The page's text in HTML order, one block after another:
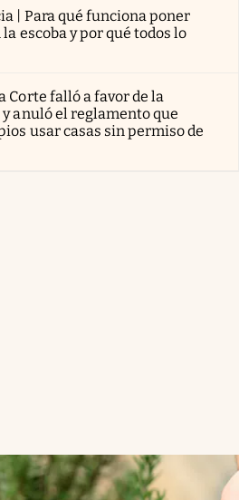
| Para qué funciona poner
escoba y por qué todos lo
Corte falló a favor de la
anuló el reglamento que
usar casas sin permiso de